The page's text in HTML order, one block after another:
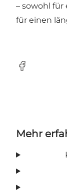
– sowohl
für einen
Facebook
Mehr